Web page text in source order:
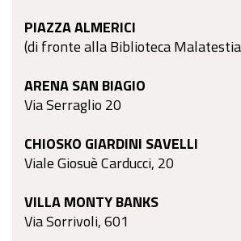
PIAZZA ALMERICI
(di fronte alla Biblioteca
ARENA SAN BIAGIO
Via Serraglio 20
CHIOSKO GIARDINI SAVELLI
Viale Giosuè Carducci, 20
VILLA MONTY BANKS
Via Sorrivoli, 601